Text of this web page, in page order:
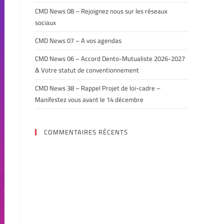
CMD News 08 – Rejoignez nous sur les réseaux
sociaux
CMD News 07 – A vos agendas
CMD News 06 – Accord Dento-Mutualiste 2026-2027
& Votre statut de conventionnement
CMD News 38 – Rappel Projet de loi-cadre –
Manifestez vous avant le 14 décembre
COMMENTAIRES RÉCENTS